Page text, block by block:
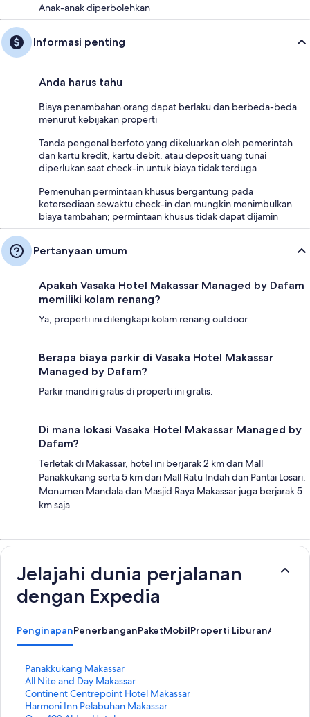
Anak-anak diperbolehkan
Informasi penting
Anda harus tahu
Biaya penambahan orang dapat berlaku dan berbeda-beda
menurut kebijakan properti
Tanda pengenal berfoto yang dikeluarkan oleh pemerintah
dan kartu kredit, kartu debit, atau deposit uang tunai
diperlukan saat check-in untuk biaya tidak terduga
Pemenuhan permintaan khusus bergantung pada
ketersediaan sewaktu check-in dan mungkin menimbulkan
biaya tambahan; permintaan khusus tidak dapat dijamin
Pertanyaan umum
Apakah Vasaka Hotel Makassar Managed by Dafam
memiliki kolam renang?
Ya, properti ini dilengkapi kolam renang outdoor.
Berapa biaya parkir di Vasaka Hotel Makassar
Managed by Dafam?
Parkir mandiri gratis di properti ini gratis.
Di mana lokasi Vasaka Hotel Makassar Managed by
Dafam?
Terletak di Makassar, hotel ini berjarak 2 km dari Mall
Panakkukang serta 5 km dari Mall Ratu Indah dan Pantai Losari.
Monumen Mandala dan Masjid Raya Makassar juga berjarak 5
km saja.
Jelajahi dunia perjalanan
dengan Expedia
PenginapanPenerbanganPaketMobilProperti LiburanAtraksi
Panakkukang Makassar
T
a
u
t
All Nite and Day Makassar
T
a
u
Continent Centrepoint Hotel Makassar
T
a
Harmoni Inn Pelabuhan Makassar
T